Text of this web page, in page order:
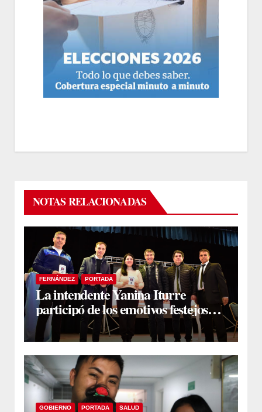
NOTAS RELACIONADAS
FERNÁNDEZ PORTADA
La intendente Yanina Iturre
participó de los emotivos festejos
por el Aniversario del Taekwon-Do
en Fernández
GOBIERNO PORTADA SALUD